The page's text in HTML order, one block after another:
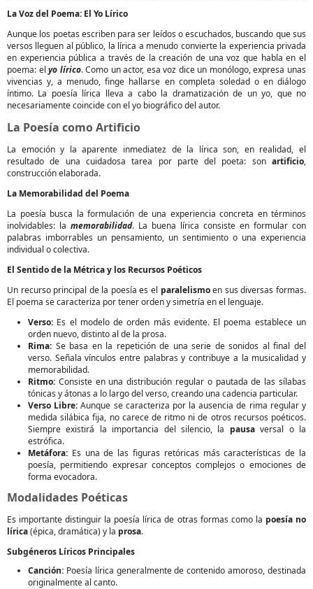
La Voz del Poema: El Yo Lírico
Aunque los poetas escriben para ser leídos o escuchados, buscando que sus
versos lleguen al público, la lírica a menudo convierte la experiencia privada
en experiencia pública a través de la creación de una voz que habla en el
poema: elyo lírico. Como un actor, esa voz dice un monólogo, expresa unas
vivencias y, a menudo, finge hallarse en completa soledad o en diálogo
íntimo. La poesía lírica lleva a cabo la dramatización de un yo, que no
necesariamente coincide con el yo biográfico del autor.
La Poesía como Artificio
La emoción y la aparente inmediatez de la lírica son, en realidad, el
resultado de una cuidadosa tarea por parte del poeta: son artificio,
construcción elaborada.
La Memorabilidad del Poema
La poesía busca la formulación de una experiencia concreta en términos
inolvidables: la memorabilidad. La buena lírica consiste en formular con
palabras imborrables un pensamiento, un sentimiento o una experiencia
individual o colectiva.
El Sentido de la Métrica y los Recursos Poéticos
Un recurso principal de la poesía es el paralelismoen sus diversas formas.
El poema se caracteriza por tener orden y simetría en el lenguaje.
Verso: Es el modelo de orden más evidente. El poema establece un
orden nuevo, distinto al de la prosa.
Rima: Se basa en la repetición de una serie de sonidos al final del
verso. Señala vínculos entre palabras y contribuye a la musicalidad y
memorabilidad.
Ritmo: Consiste en una distribución regular o pautada de las sílabas
tónicas y átonas a lo largo del verso, creando una cadencia particular.
Verso Libre: Aunque se caracteriza por la ausencia de rima regular y
medida silábica fija, no carece de ritmo ni de otros recursos poéticos.
Siempre existirá la importancia del silencio, la pausaversal o la
estrófica.
Metáfora: Es una de las figuras retóricas más características de la
poesía, permitiendo expresar conceptos complejos o emociones de
forma evocadora.
Modalidades Poéticas
Es importante distinguir la poesía lírica de otras formas como la poesía no
lírica(épica, dramática) y la prosa.
Subgéneros Líricos Principales
Canción: Poesía lírica generalmente de contenido amoroso, destinada
originalmente al canto.